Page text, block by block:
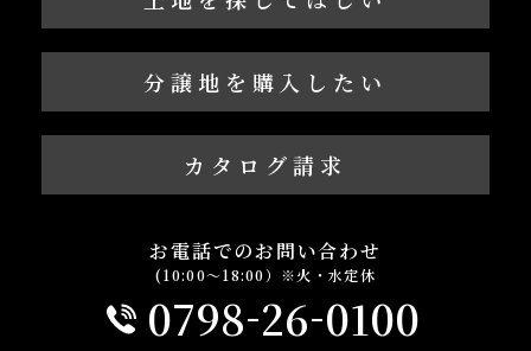
分譲地を購入したい
カタログ請求
お電話でのお問い合わせ
(10:00～18:00）※火・水定休
0798-26-0100